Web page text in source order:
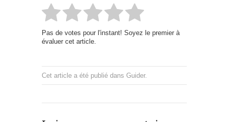
Pas de votes pour l'instant! Soyez le premier à
évaluer cet article.
Cet article a été publié dans Guider.